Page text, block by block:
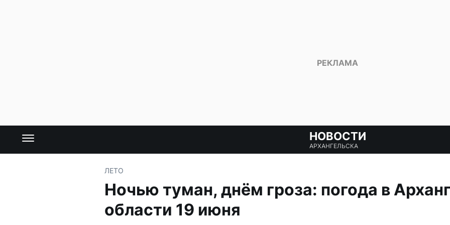
НОВОСТИ
АРХАНГЕЛЬСКА
ЛЕТО
Ночью туман, днём гроза: погода в
области 19 июня